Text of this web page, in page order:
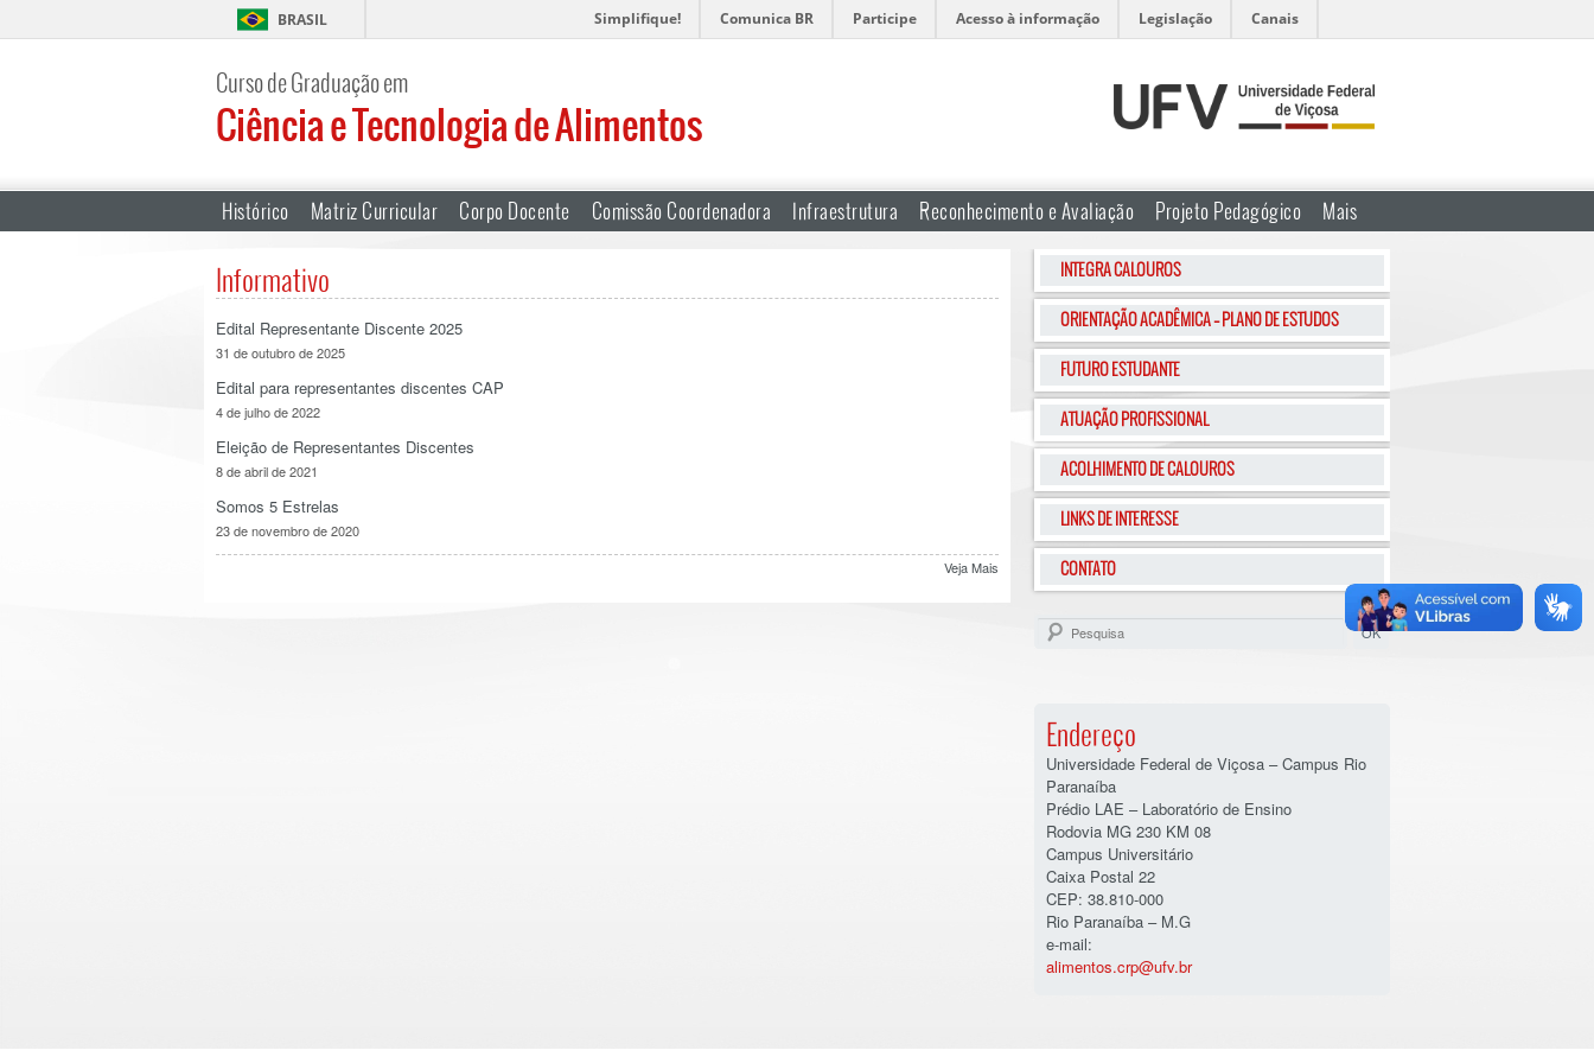
BRASIL Simplifique! Comunica BR Participe Acesso à informação Legislação Canais
Curso de Graduação em
Ciência e Tecnologia de Alimentos
Histórico Matriz Curricular Corpo Docente Comissão Coordenadora Infraestrutura Reconhecimento e Avaliação Projeto Pedagógico Mais
Informativo
Edital Representante Discente 2025
31 de outubro de 2025
Edital para representantes discentes CAP
4 de julho de 2022
Eleição de Representantes Discentes
8 de abril de 2021
Somos 5 Estrelas
23 de novembro de 2020
Veja Mais
INTEGRA CALOUROS
ORIENTAÇÃO ACADÊMICA – PLANO DE ESTUDOS
FUTURO ESTUDANTE
ATUAÇÃO PROFISSIONAL
ACOLHIMENTO DE CALOUROS
LINKS DE INTERESSE
CONTATO
Endereço
Universidade Federal de Viçosa – Campus Rio
Paranaíba
Prédio LAE – Laboratório de Ensino
Rodovia MG 230 KM 08
Campus Universitário
Caixa Postal 22
CEP: 38.810-000
Rio Paranaíba – M.G
e-mail:
alimentos.crp@ufv.br